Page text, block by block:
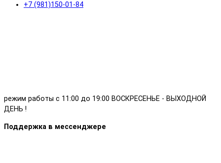
+7 (981)150-01-84
режим работы с 11:00 до 19:00 ВОСКРЕСЕНЬЕ - ВЫХОДНОЙ
ДЕНЬ !
Поддержка в мессенджере